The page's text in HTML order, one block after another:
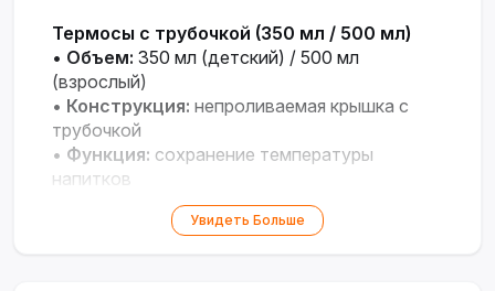
Термосы с трубочкой (350 мл / 500 мл)
• Объем: 350 мл (детский) / 500 мл
(взрослый)
• Конструкция: непроливаемая крышка с
трубочкой
• Функция: сохранение температуры
напитков
Назначение:для учебы, работы,
Увидеть Больше